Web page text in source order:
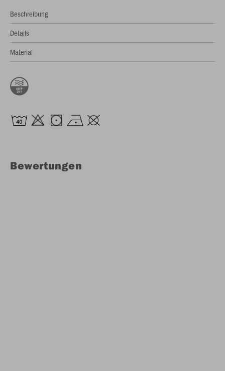
Beschreibung
Details
Material
Bewertungen